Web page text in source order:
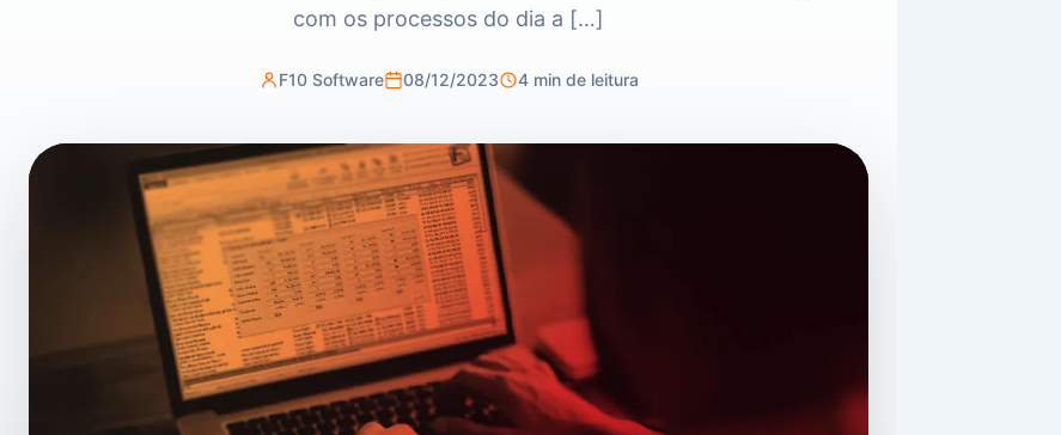
com os processos do dia a […]
F10 Software 08/12/2023 4 min de leitura